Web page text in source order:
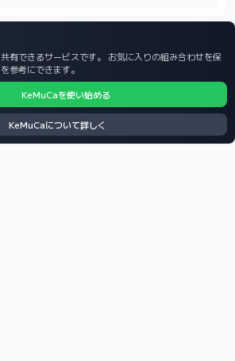
有できるサービスです。 お気に入りの組み合わせを保
参考にできます。
KeMuCaを使い始める
KeMuCaについて詳しく